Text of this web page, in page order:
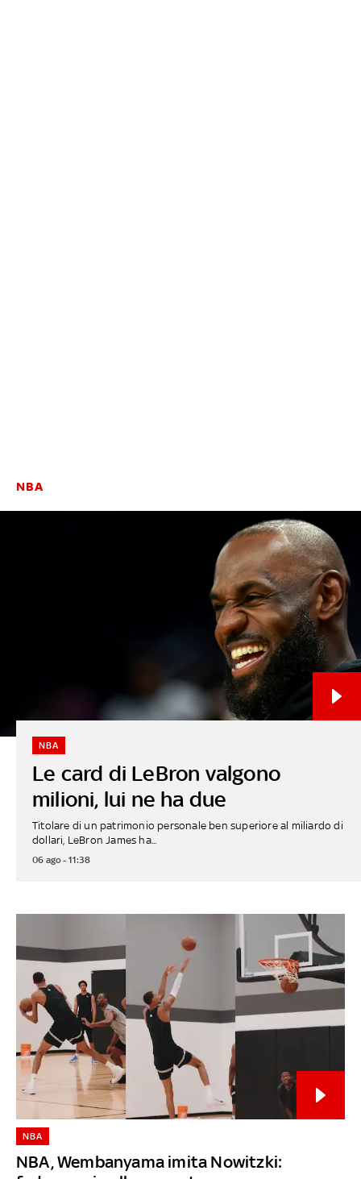
NBA
Le card di LeBron valgono
milioni, lui ne ha due
NBA
Titolare di un patrimonio personale ben superiore al miliardo di
dollari, LeBron James ha...
06 ago - 11:38
NBA, Wembanyama imita Nowitzki:
NBA